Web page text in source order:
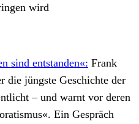
wird
sind entstanden«: Frank
die jüngste Geschichte der
– und warnt vor deren
Ein Gespräch